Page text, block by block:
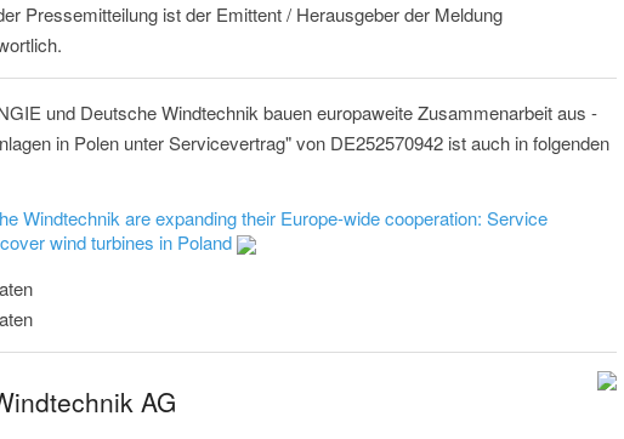
Pressemitteilung ist der Emittent / Herausgeber der Meldung
und Deutsche Windtechnik bauen europaweite Zusammenarbeit aus -
in Polen unter Servicevertrag" von DE252570942 ist auch in folgenden
Windtechnik are expanding their Europe-wide cooperation: Service
wind turbines in Poland
AG